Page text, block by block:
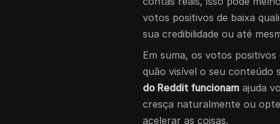
votos positivos de baixa
sua credibilidade ou até
Em suma, os votos
quão visível o seu conteúdo
do Reddit funcionam ajuda
cresça naturalmente ou
acelerar as coisas.